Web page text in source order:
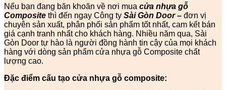
Nếu bạn đang băn khoăn về nơi mua cửa nhựa gỗ
Composite thì đến ngay Công ty Sài Gòn Door– đơn vị
chuyên sản xuất, phân phối sản phẩm tốt nhất, cam kết bán
giá cạnh tranh nhất cho khách hàng. Nhiều năm qua, Sài
Gòn Door tự hào là người đồng hành tin cậy của mọi khách
hàng với dòng sản phẩm cửa nhựa gỗ Composite chất
lượng cao.
Đặc điểm cấu tạo cửa nhựa gỗ composite: